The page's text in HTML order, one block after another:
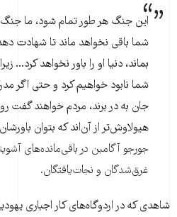
این جنگ هر طور تمام شود، ما جنگ
شما باقی نخواهد ماند تا شهادت
بماند،‌ دنیا او را باور نخواهد کرد...
شما نابود خواهیم کرد و حتی اگر
جان به در برند، مردم خواهند گفت
هیولاوش‌تر از آن‌اند که بتوان
جورجو آگامبن در باقی‌مانده‌های
غرق‌شدگان و نجات‌یافتگان.
شاهدی که در اردوگاه‌های کار اجباری